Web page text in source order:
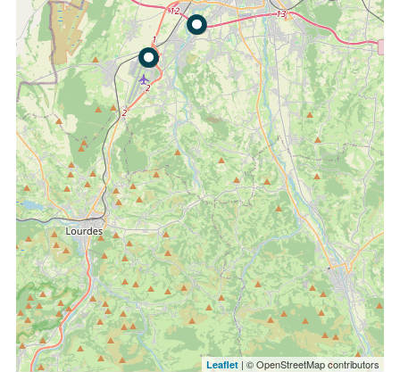
Leaflet | © OpenStreetMap contributors